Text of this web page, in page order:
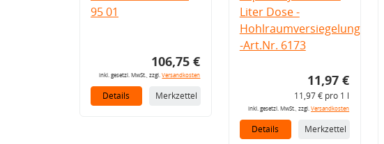
95 01
106,75 €
inkl. gesetzl. MwSt., zzgl.Versandkosten
Details Merkzettel
Liter Dose -
Hohlraumversiegelung
-Art.Nr. 6173
11,97 €
11,97 € pro 1 l
inkl. gesetzl. MwSt., zzgl.Versandkosten
Details Merkzettel